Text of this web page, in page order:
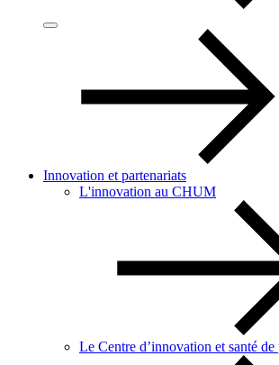
Innovation et partenariats
L'innovation au CHUM
Le Centre d’innovation et santé de